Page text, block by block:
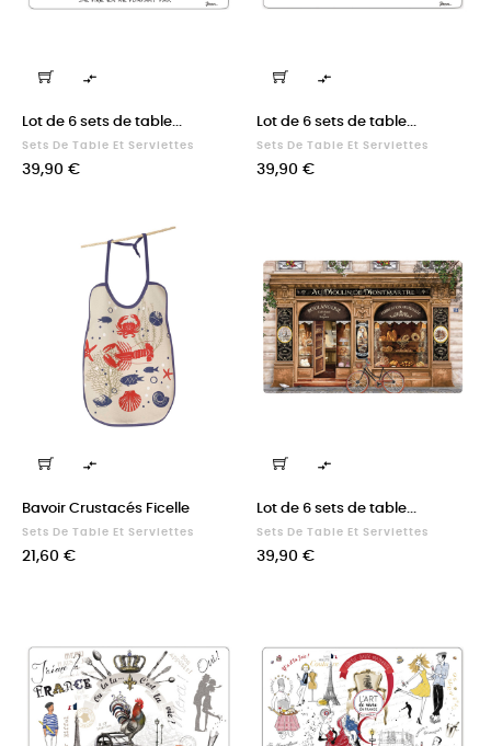

Lot de 6 sets de table...
Sets De Table Et Serviettes
Prix
39,90 €

Lot de 6 sets de table...
Sets De Table Et Serviettes
Prix
39,90 €

Bavoir Crustacés Ficelle
Sets De Table Et Serviettes
Prix
21,60 €

Lot de 6 sets de table...
Sets De Table Et Serviettes
Prix
39,90 €